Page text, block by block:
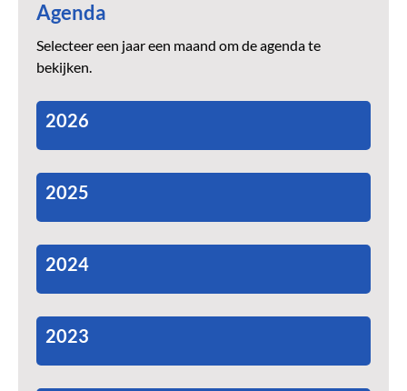
Agenda
Selecteer een jaar een maand om de agenda te
bekijken.
2026
2025
2024
2023